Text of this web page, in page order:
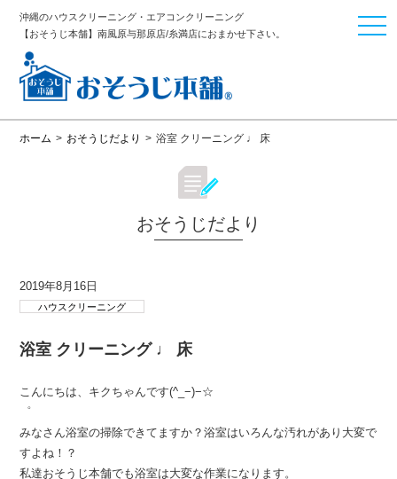
沖縄のハウスクリーニング・エアコンクリーニング
【おそうじ本舗】南風原与那原店/糸満店におまかせ下さい。
ホーム > おそうじだより > 浴室 クリーニング ♩ 床
おそうじだより
2019年8月16日
ハウスクリーニング
浴室 クリーニング ♩ 床
こんにちは、キクちゃんです(^_−)−☆
゜
みなさん浴室の掃除できてますか？浴室はいろんな汚れがあり大変で
すよね！？
私達おそうじ本舗でも浴室は大変な作業になります。